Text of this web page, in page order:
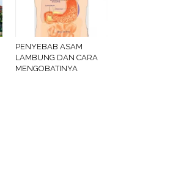
PENYEBAB ASAM
LAMBUNG DAN CARA
MENGOBATINYA